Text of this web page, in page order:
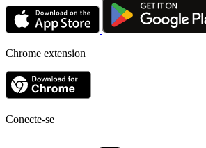
Chrome extension
Conecte-se